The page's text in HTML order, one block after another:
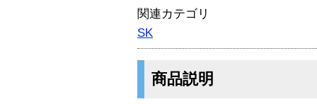
関連カテゴリ
SK
商品説明